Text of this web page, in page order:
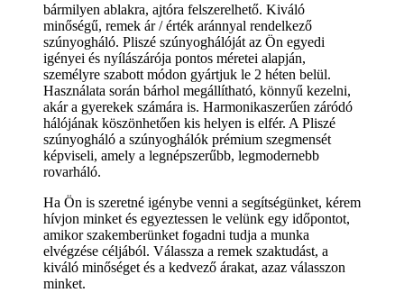
bármilyen ablakra, ajtóra felszerelhető. Kiváló
minőségű, remek ár / érték aránnyal rendelkező
szúnyogháló. Pliszé szúnyoghálóját az Ön egyedi
igényei és nyílászárója pontos méretei alapján,
személyre szabott módon gyártjuk le 2 héten belül.
Használata során bárhol megállítható, könnyű kezelni,
akár a gyerekek számára is. Harmonikaszerűen záródó
hálójának köszönhetően kis helyen is elfér. A Pliszé
szúnyogháló a szúnyoghálók prémium szegmensét
képviseli, amely a legnépszerűbb, legmodernebb
rovarháló.
Ha Ön is szeretné igénybe venni a segítségünket, kérem
hívjon minket és egyeztessen le velünk egy időpontot,
amikor szakemberünket fogadni tudja a munka
elvégzése céljából. Válassza a remek szaktudást, a
kiváló minőséget és a kedvező árakat, azaz válasszon
minket.